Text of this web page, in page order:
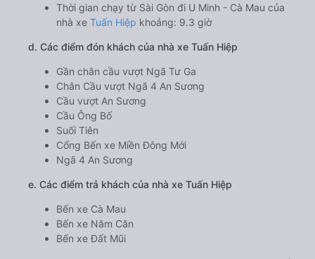
Thời gian chạy từ Sài Gòn đi U Minh - Cà Mau của
nhà xe Tuấn Hiệp khoảng: 9.3 giờ
d. Các điểm đón khách của nhà xe Tuấn Hiệp
Gần chân cầu vượt Ngã Tư Ga
Chân Cầu vượt Ngã 4 An Sương
Cầu vượt An Sương
Cầu Ông Bố
Suối Tiên
Cổng Bến xe Miền Đông Mới
Ngã 4 An Sương
e. Các điểm trả khách của nhà xe Tuấn Hiệp
Bến xe Cà Mau
Bến xe Năm Căn
Bến xe Đất Mũi